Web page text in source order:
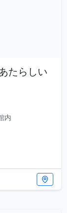
たらしい
内